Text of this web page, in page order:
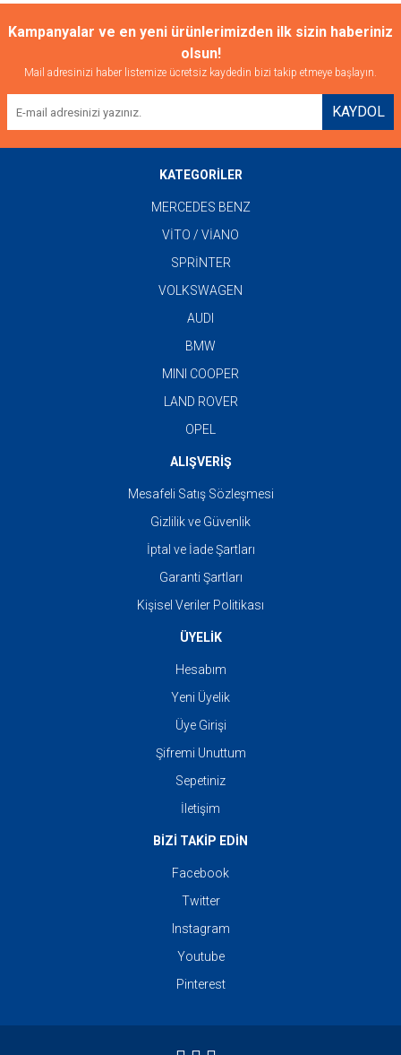
Kampanyalar ve en yeni ürünlerimizden ilk sizin haberiniz
olsun!
Mail adresinizi haber listemize ücretsiz kaydedin bizi takip etmeye başlayın.
KAYDOL
KATEGORİLER
MERCEDES BENZ
VİTO / VİANO
SPRİNTER
VOLKSWAGEN
AUDI
BMW
MINI COOPER
LAND ROVER
OPEL
ALIŞVERİŞ
Mesafeli Satış Sözleşmesi
Gizlilik ve Güvenlik
İptal ve İade Şartları
Garanti Şartları
Kişisel Veriler Politikası
ÜYELİK
Hesabım
Yeni Üyelik
Üye Girişi
Şifremi Unuttum
Sepetiniz
İletişim
BİZİ TAKİP EDİN
Facebook
Twitter
Instagram
Youtube
Pinterest